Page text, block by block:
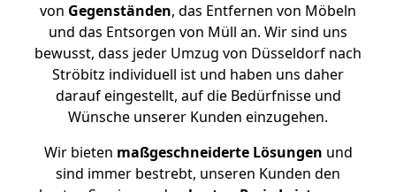
von Gegenständen, das Entfernen von Möbeln
und das Entsorgen von Müll an. Wir sind uns
bewusst, dass jeder Umzug von Düsseldorf nach
Ströbitz individuell ist und haben uns daher
darauf eingestellt, auf die Bedürfnisse und
Wünsche unserer Kunden einzugehen.
Wir bieten maßgeschneiderte Lösungen und
sind immer bestrebt, unseren Kunden den